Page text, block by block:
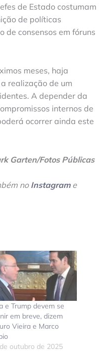
de Estado costumam
de políticas
de consensos em fóruns
meses, haja
realização de um
A depender da
internos de
ocorrer ainda este
Garten/Fotos Públicas
no Instagrame
e Trump devem se
em breve, dizem
Vieira e Marco
outubro de 2025